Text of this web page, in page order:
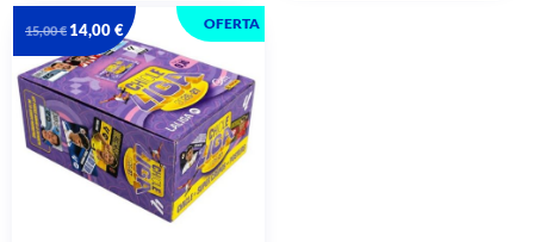
OFERTA
15,00€ 14,00€